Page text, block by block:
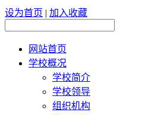
设为首页 | 加入收藏
网站首页
学校概况
学校简介
学校领导
组织机构